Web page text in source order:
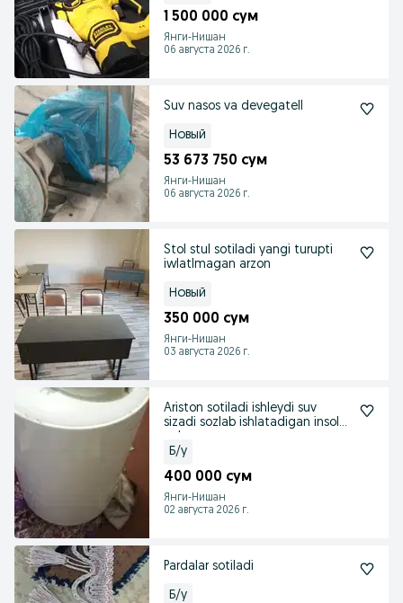
1 500 000 сум
Янги-Нишан
06 августа 2026 г.
Suv nasos va devegatell
Новый
53 673 750 сум
Янги-Нишан
06 августа 2026 г.
Stol stul sotiladi yangi turupti
iwlatlmagan arzon
Новый
350 000 сум
Янги-Нишан
03 августа 2026 г.
Ariston sotiladi ishleydi suv
sizadi sozlab ishlatadigan insolar
Б/у
400 000 сум
Янги-Нишан
02 августа 2026 г.
Pardalar sotiladi
Б/у